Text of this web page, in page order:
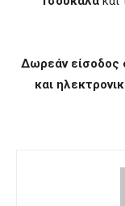
Δωρεάν είσοδος
και